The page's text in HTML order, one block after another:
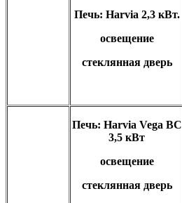
Печь: Harvia 2,3 кВт.
освещение
стеклянная дверь
Печь: Harvia Vega BC
3,5 кВт
освещение
стеклянная дверь